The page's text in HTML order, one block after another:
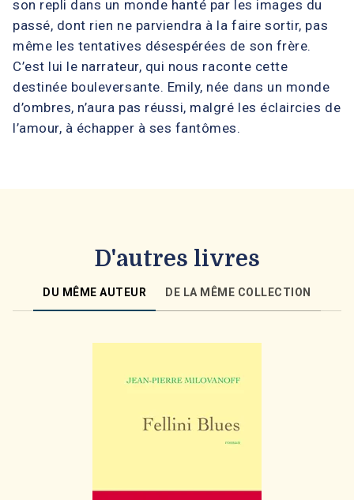
son repli dans un monde hanté par les images du
passé, dont rien ne parviendra à la faire sortir, pas
même les tentatives désespérées de son frère.
C’est lui le narrateur, qui nous raconte cette
destinée bouleversante. Emily, née dans un monde
d’ombres, n’aura pas réussi, malgré les éclaircies de
l’amour, à échapper à ses fantômes.
D'autres livres
DU MÊME AUTEUR DE LA MÊME COLLECTION